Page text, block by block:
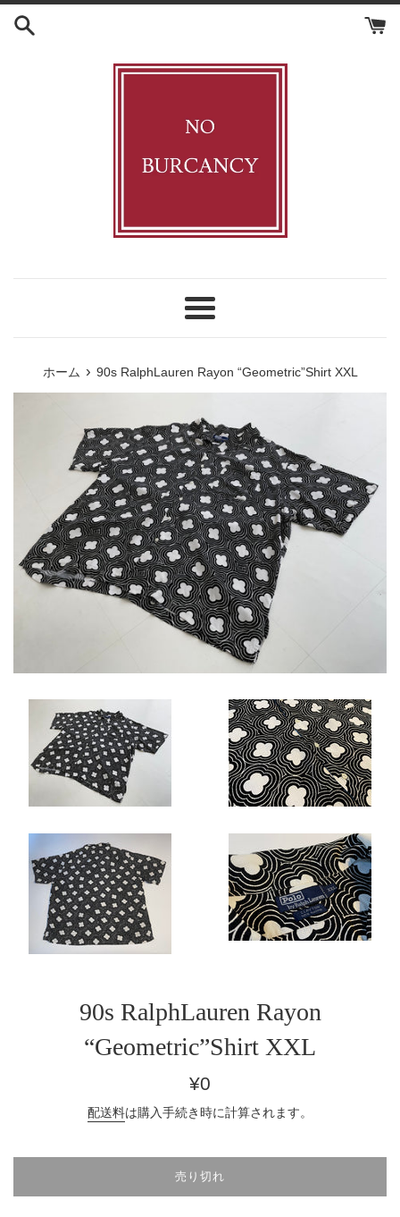
コ
メ
ー
ホーム › 90s RalphLauren Rayon “Geometric”Shirt XXL
90s RalphLauren Rayon
“Geometric”Shirt XXL
通
価
¥0
配送料は購入手続き時に計算されます。
売り切れ